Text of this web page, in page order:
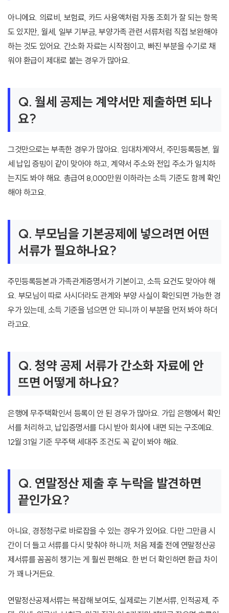
아니에요. 의료비, 보험료, 카드 사용액처럼 자동 조회가 잘 되는 항목
도 있지만, 월세, 일부 기부금, 부양가족 관련 서류처럼 직접 보완해야
하는 것도 있어요. 간소화 자료는 시작점이고, 빠진 부분을 수기로 채
워야 환급이 제대로 붙는 경우가 많아요.
Q. 월세 공제는 계약서만 제출하면 되나
요?
그것만으로는 부족한 경우가 많아요. 임대차계약서, 주민등록등본, 월
세 납입 증빙이 같이 맞아야 하고, 계약서 주소와 전입 주소가 일치하
는지도 봐야 해요. 총급여 8,000만원 이하라는 소득 기준도 함께 확인
해야 하고요.
Q. 부모님을 기본공제에 넣으려면 어떤
서류가 필요하나요?
주민등록등본과 가족관계증명서가 기본이고, 소득 요건도 맞아야 해
요. 부모님이 따로 사시더라도 관계와 부양 사실이 확인되면 가능한 경
우가 있는데, 소득 기준을 넘으면 안 되니까 이 부분을 먼저 봐야 하더
라고요.
Q. 청약 공제 서류가 간소화 자료에 안
뜨면 어떻게 하나요?
은행에 무주택확인서 등록이 안 된 경우가 많아요. 가입 은행에서 확인
서를 처리하고, 납입증명서를 다시 받아 회사에 내면 되는 구조예요.
12월 31일 기준 무주택 세대주 조건도 꼭 같이 봐야 해요.
Q. 연말정산 제출 후 누락을 발견하면
끝인가요?
아니요, 경정청구로 바로잡을 수 있는 경우가 있어요. 다만 그만큼 시
간이 더 들고 서류를 다시 맞춰야 하니까, 처음 제출 전에 연말정산공
제서류를 꼼꼼히 챙기는 게 훨씬 편해요. 한 번 더 확인하면 환급 차이
가 꽤 나거든요.
연말정산공제서류는 복잡해 보여도, 실제로는 기본서류, 인적공제, 주